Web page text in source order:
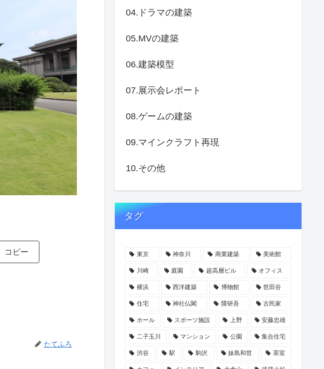
コピー
たてふろ
04.ドラマの建築
05.MVの建築
06.建築模型
07.展示会レポート
08.ゲームの建築
09.マインクラフト再現
10.その他
タグ
東京 神奈川 商業建築 美術館
川崎 庭園 超高層ビル オフィス
横浜 西洋建築 博物館 世田谷
住宅 神社仏閣 隈研吾 古民家
ホール スポーツ施設 上野 安藤忠雄
二子玉川 マンション 公園 集合住宅
渋谷 駅 駒沢 妹島和世 茶室